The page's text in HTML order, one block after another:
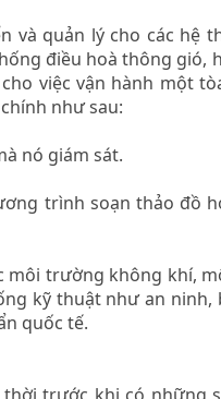
và quản lý cho các hệ
điều hoà thông gió,
việc vận hành một
như sau:
nó giám sát.
trình soạn thảo đồ
môi trường không khí,
kỹ thuật như an ninh,
quốc tế.